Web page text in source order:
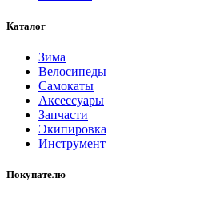
Каталог
Зима
Велосипеды
Самокаты
Аксессуары
Запчасти
Экипировка
Инструмент
Покупателю